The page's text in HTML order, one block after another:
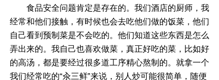
食品安全问题肯定是存在的。我们酒店的厨师，我
经常和他们接触，有时候也会去吃他们做的饭菜，他们
自己看到预制菜是不会吃的。他们知道这些东西是怎么
弄出来的。我自己也喜欢做菜，真正好吃的菜，比如好
的高汤，都是要经过很多道工序精心熬制的。就拿一个
我们经常吃的“汆三鲜”来说，别人炒可能很简单，随便